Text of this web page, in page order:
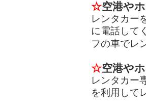
☆空港や
レンタカー
に電話して
フの車でレ
☆空港や
レンタカー
を利用して